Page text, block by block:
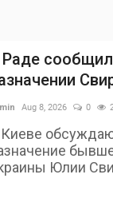
Раде
Aug 8, 2026 0
Юлии